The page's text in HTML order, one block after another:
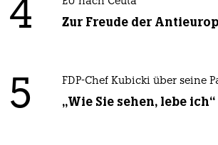
4 Zur Freude der
5 FDP-Chef Kubicki über seine
„Wie Sie sehen, lebe ich“